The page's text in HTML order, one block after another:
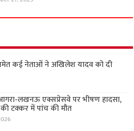
कई नेताओं ने अखिलेश यादव को दी
लखनऊ एक्सप्रेसवे पर भीषण हादसा,
टक्कर में पांच की मौत